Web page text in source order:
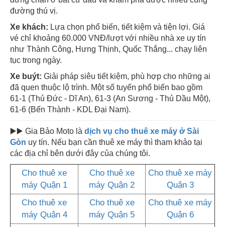
đường thú vị.
Xe khách: Lựa chọn phổ biến, tiết kiệm và tiện lợi. Giá
vé chỉ khoảng 60.000 VNĐ/lượt với nhiều nhà xe uy tín
như Thành Công, Hưng Thịnh, Quốc Thắng... chạy liên
tục trong ngày.
Xe buýt: Giải pháp siêu tiết kiệm, phù hợp cho những ai
đã quen thuộc lộ trình. Một số tuyến phổ biến bao gồm
61-1 (Thủ Đức - Dĩ An), 61-3 (An Sương - Thủ Dầu Một),
61-6 (Bến Thành - KDL Đại Nam).
▶️▶️ Gia Bảo Moto là dịch vụ cho thuê xe máy ở Sài
Gòn uy tín. Nếu bạn cần thuê xe máy thì tham khảo tại
các địa chỉ bên dưới đây của chúng tôi.
Cho thuê xe
máy Quận 1
Cho thuê xe
máy Quận 2
Cho thuê xe máy
Quận 3
Cho thuê xe
máy Quận 4
Cho thuê xe
máy Quận 5
Cho thuê xe máy
Quận 6